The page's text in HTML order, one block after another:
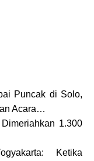
Puncak di Solo,
Acara…
1.300
Ketika